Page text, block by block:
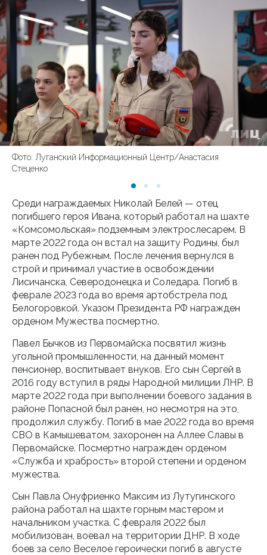
Фото: Луганский Информационный Центр/Анастасия
Стеценко
Среди награждаемых Николай Белей — отец
погибшего героя Ивана, который работал на шахте
«Комсомольская» подземным электрослесарем. В
марте 2022 года он встал на защиту Родины, был
ранен под Рубежным. После лечения вернулся в
строй и принимал участие в освобождении
Лисичанска, Северодонецка и Соледара. Погиб в
феврале 2023 года во время артобстрела под
Белогоровкой. Указом Президента РФ награжден
орденом Мужества посмертно.
Павел Бычков из Первомайска посвятил жизнь
угольной промышленности, на данный момент
пенсионер, воспитывает внуков. Его сын Сергей в
2016 году вступил в ряды Народной милиции ЛНР. В
марте 2022 года при выполнении боевого задания в
районе Попасной был ранен, но несмотря на это,
продолжил службу. Погиб в мае 2022 года во время
СВО в Камышеватом, захоронен на Аллее Славы в
Первомайске. Посмертно награжден орденом
«Служба и храбрость» второй степени и орденом
мужества.
Сын Павла Онуфриенко Максим из Лутугинского
района работал на шахте горным мастером и
начальником участка. С февраля 2022 был
мобилизован, воевал на территории ДНР. В ходе
боев за село Веселое героически погиб в августе